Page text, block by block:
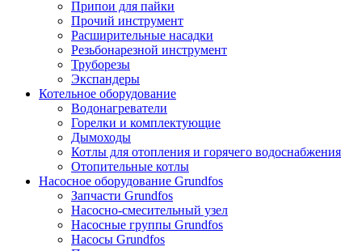
Припои для пайки
Прочий инструмент
Расширительные насадки
Резьбонарезной инструмент
Труборезы
Экспандеры
Котельное оборудование
Водонагреватели
Горелки и комплектующие
Дымоходы
Котлы для отопления и горячего водоснабжения
Отопительные котлы
Насосное оборудование Grundfos
Запчасти Grundfos
Насосно-смесительный узел
Насосные группы Grundfos
Насосы Grundfos